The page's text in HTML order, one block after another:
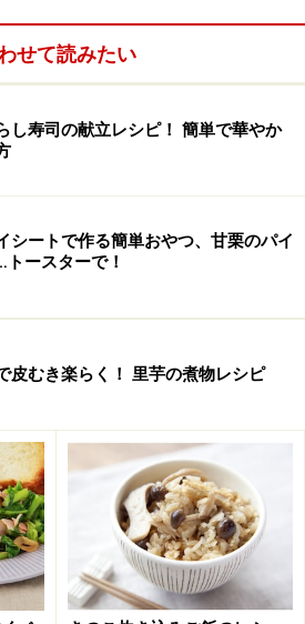
る簡単そば粉のガレット [簡単お
でも定番のメニュー。材料はそ
で、とてもシンプルです。ハム
み焼けば、外はパリっと、中は
レットの完成です。簡単なので忙
せて読みたい
し寿司の献立レシピ！ 簡単で華やか
シートで作る簡単おやつ、甘栗のパイ
ースターで！
皮むき楽らく！ 里芋の煮物レシピ